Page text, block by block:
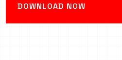
DOWNLOAD NOW